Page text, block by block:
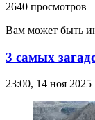
2640 просмотров
Вам может быть
3 самых
23:00, 14 ноя 2025